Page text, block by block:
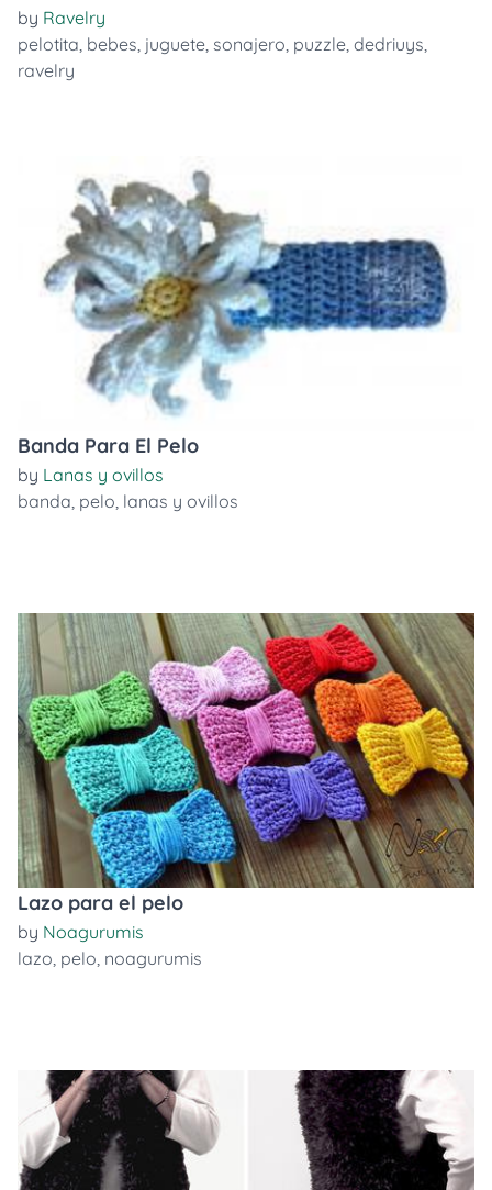
by Ravelry
pelotita, bebes, juguete, sonajero, puzzle, dedriuys,
ravelry
Banda Para El Pelo
by Lanas y ovillos
banda, pelo, lanas y ovillos
Lazo para el pelo
by Noagurumis
lazo, pelo, noagurumis